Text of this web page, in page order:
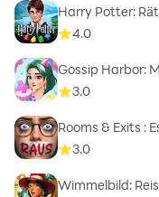
Harry Potter:
4.0
Gossip Harbor:
3.0
Rooms & Exits :
3.0
Wimmelbild: